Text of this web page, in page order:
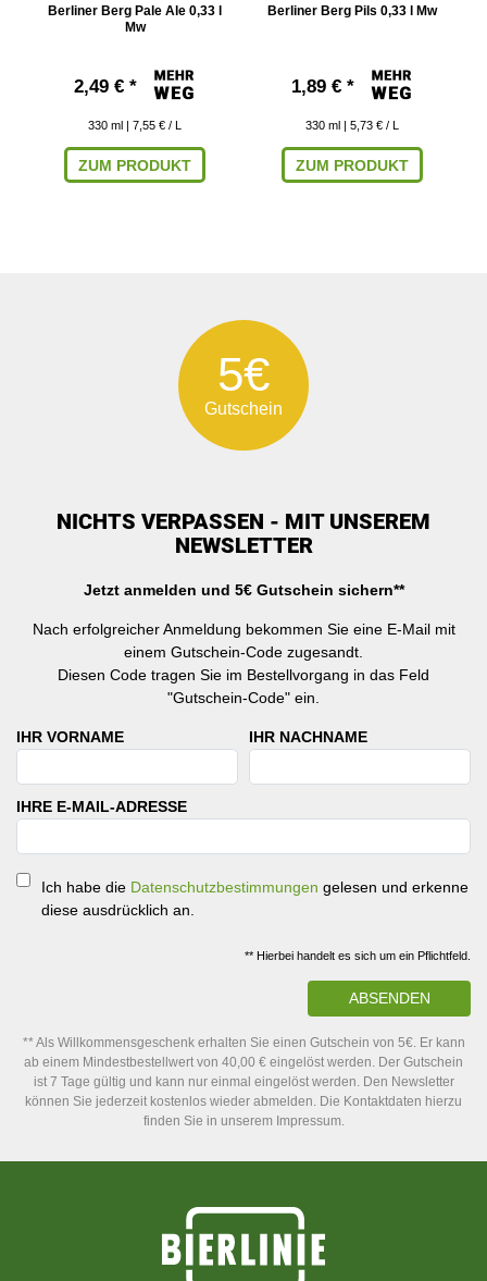
Berliner Berg Pale Ale 0,33 l
Mw
2,49 € *
330 ml | 7,55 € / L
ZUM PRODUKT
Berliner Berg Pils 0,33 l Mw
1,89 € *
330 ml | 5,73 € / L
ZUM PRODUKT
5€
Gutschein
NICHTS VERPASSEN - MIT UNSEREM
NEWSLETTER
Jetzt anmelden und 5€ Gutschein sichern**
Nach erfolgreicher Anmeldung bekommen Sie eine E-Mail mit
einem Gutschein-Code zugesandt.
Diesen Code tragen Sie im Bestellvorgang in das Feld
"Gutschein-Code" ein.
IHR VORNAME IHR NACHNAME
IHRE E-MAIL-ADRESSE
Ich habe die Datenschutzbestimmungen gelesen und erkenne
diese ausdrücklich an.
** Hierbei handelt es sich um ein Pflichtfeld.
ABSENDEN
** Als Willkommensgeschenk erhalten Sie einen Gutschein von 5€. Er kann
ab einem Mindestbestellwert von 40,00 € eingelöst werden. Der Gutschein
ist 7 Tage gültig und kann nur einmal eingelöst werden. Den Newsletter
können Sie jederzeit kostenlos wieder abmelden. Die Kontaktdaten hierzu
finden Sie in unserem Impressum.